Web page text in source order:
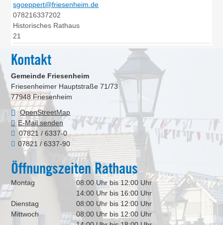
sgoeppert@friesenheim.de
078216337202
Historisches Rathaus
21
Kontakt
Gemeinde Friesenheim
Friesenheimer Hauptstraße 71/73
77948 Friesenheim
OpenStreetMap
E-Mail senden
07821 / 6337-0
07821 / 6337-90
Öffnungszeiten Rathaus
Montag
08:00 Uhr bis 12:00 Uhr
14:00 Uhr bis 16:00 Uhr
Dienstag
08:00 Uhr bis 12:00 Uhr
Mittwoch
08:00 Uhr bis 12:00 Uhr